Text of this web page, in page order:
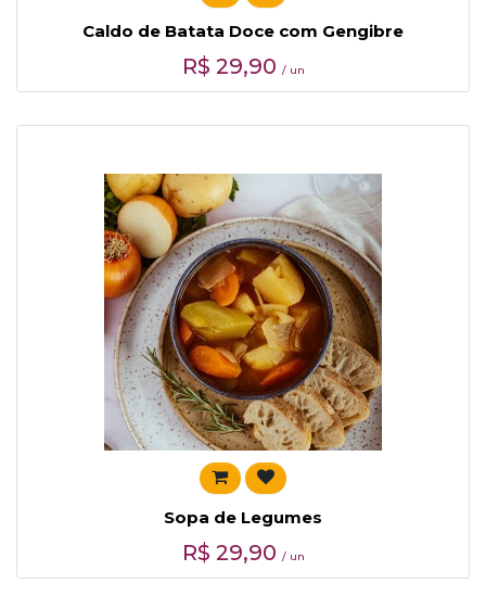
Caldo de Batata Doce com Gengibre
R$ 29,90 / un
Sopa de Legumes
R$ 29,90 / un